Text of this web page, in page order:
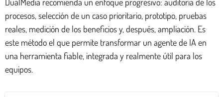
procesos, selección de un caso prioritario, prototipo, pruebas
reales, medición de los beneficios y, después, ampliación. Es
este método el que permite transformar un agente de IA en
una herramienta fiable, integrada y realmente útil para los
equipos.